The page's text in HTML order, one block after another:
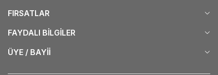
FIRSATLAR
FAYDALI BİLGİLER
ÜYE / BAYİİ